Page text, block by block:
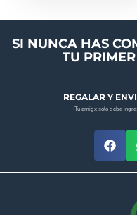
SI NUNCA HAS
TU
REGALAR Y
(Tu amigx solo debe